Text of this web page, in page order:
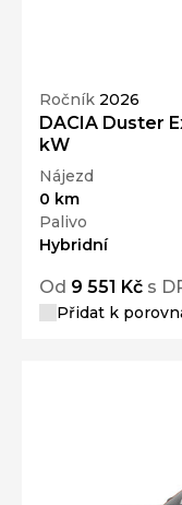
Ročník 2026
DACIA Duster
kW
Nájezd
0 km
Palivo
Hybridní
Od 9 551 Kč s
Přidat k